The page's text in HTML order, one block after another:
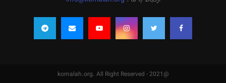
@2021 - komalah.org. All Right Reserved